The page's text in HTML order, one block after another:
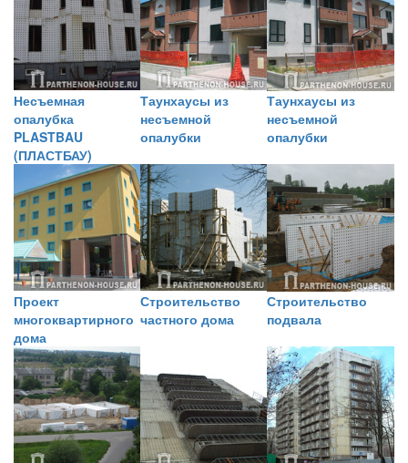
Несъемная
опалубка
PLASTBAU
(ПЛАСТБАУ)
Таунхаусы из
несъемной
опалубки
Таунхаусы из
несъемной
опалубки
Проект
многоквартирного
дома
Строительство
частного дома
Строительство
подвала